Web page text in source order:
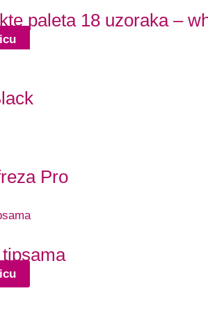
paleta 18 uzoraka –
Pro